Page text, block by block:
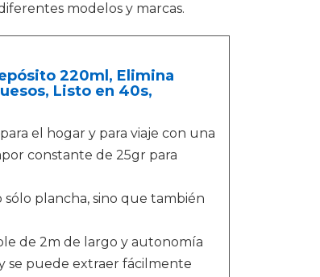
modelos y marcas.
220ml, Elimina
Listo en 40s,
el hogar y para viaje con una
constante de 25gr para
sólo plancha, sino que también
de 2m de largo y autonomía
se puede extraer fácilmente